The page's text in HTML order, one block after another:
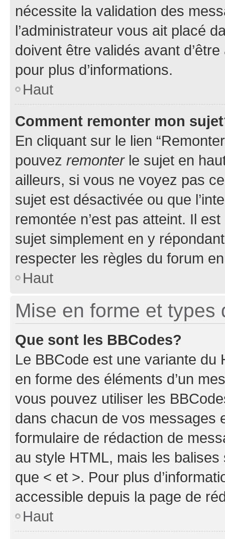
nécessite la validation des
l’administrateur vous ait placé
doivent être validés avant
pour plus d’informations.
Haut
Comment remonter mon
En cliquant sur le lien
pouvez remonterle sujet en
ailleurs, si vous ne voyez pas
sujet est désactivée ou que
remontée n’est pas atteint. Il
sujet simplement en y
respecter les règles du forum
Haut
Mise en forme et types
Que sont les BBCodes?
Le BBCode est une variante du
en forme des éléments d’un
vous pouvez utiliser les
dans chacun de vos messages
formulaire de rédaction de
au style HTML, mais les
que < et >. Pour plus
accessible depuis la page de
Haut